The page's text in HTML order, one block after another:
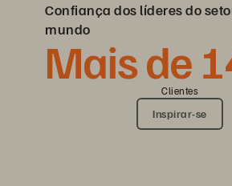
Confiança dos líderes do
mundo
Mais de
Clientes
Inspirar-se